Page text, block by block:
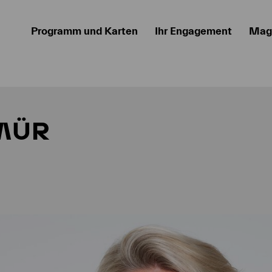
Programm und Karten Ihr Engagement